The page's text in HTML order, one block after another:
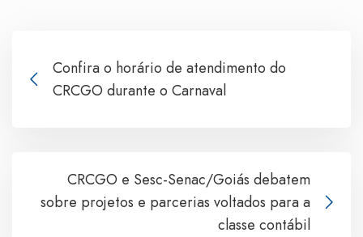
Confira o horário de atendimento do
CRCGO durante o Carnaval
CRCGO e Sesc-Senac/Goiás debatem
sobre projetos e parcerias voltados para a
classe contábil